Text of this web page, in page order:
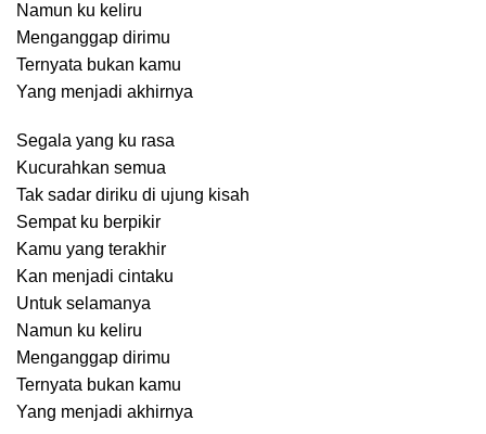
Namun ku keliru
Menganggap dirimu
Ternyata bukan kamu
Yang menjadi akhirnya
Segala yang ku rasa
Kucurahkan semua
Tak sadar diriku di ujung kisah
Sempat ku berpikir
Kamu yang terakhir
Kan menjadi cintaku
Untuk selamanya
Namun ku keliru
Menganggap dirimu
Ternyata bukan kamu
Yang menjadi akhirnya